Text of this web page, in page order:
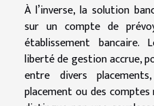
À l’inverse, la solution
sur un compte de
établissement bancaire.
liberté de gestion accrue,
entre divers
placement ou des